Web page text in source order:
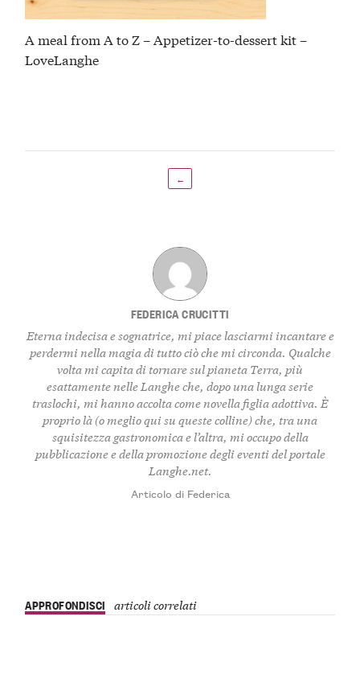
A meal from A to Z – Appetizer-to-dessert kit –
LoveLanghe
←
FEDERICA CRUCITTI
Eterna indecisa e sognatrice, mi piace lasciarmi incantare e
perdermi nella magia di tutto ciò che mi circonda. Qualche
volta mi capita di tornare sul pianeta Terra, più
esattamente nelle Langhe che, dopo una lunga serie
traslochi, mi hanno accolta come novella figlia adottiva. È
proprio là (o meglio qui su queste colline) che, tra una
squisitezza gastronomica e l’altra, mi occupo della
pubblicazione e della promozione degli eventi del portale
Langhe.net.
Articolo di Federica
APPROFONDISCI articoli correlati